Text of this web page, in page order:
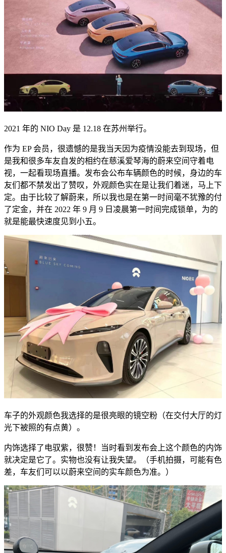
2021 年的 NIO Day 是 12.18 在苏州举行。
作为 EP 会员，很遗憾的是我当天因为疫情没能去到现场，但
是我和很多车友自发的相约在慈溪爱琴海的蔚来空间守着电
视，一起看现场直播。发布会公布车辆颜色的时候，身边的车
友们都不禁发出了赞叹，外观颜色实在是让我们着迷，马上下
定。由于比较了解蔚来，所以我也是在第一时间毫不犹豫的付
了定金，并在 2022 年 9 月 9 日凌晨第一时间完成锁单，为的
就是能最快速度见到小五。
车子的外观颜色我选择的是很亮眼的镜空粉（在交付大厅的灯
光下被照的有点黄）。
内饰选择了电驭紫，很赞！当时看到发布会上这个颜色的内饰
就决定是它了。实物也没有让我失望。（手机拍摄，可能有色
差，车友们可以以蔚来空间的实车颜色为准。）